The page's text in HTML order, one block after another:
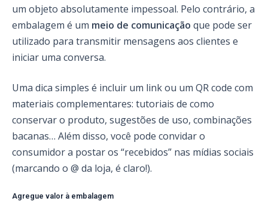
um objeto absolutamente impessoal. Pelo contrário, a
embalagem é um meio de comunicação que pode ser
utilizado para transmitir mensagens aos clientes e
iniciar uma conversa.
Uma dica simples é incluir um link ou um QR code com
materiais complementares: tutoriais de como
conservar o produto, sugestões de uso, combinações
bacanas… Além disso, você pode convidar o
consumidor a postar os “recebidos” nas mídias sociais
(marcando o @ da loja, é claro!).
Agregue valor à embalagem